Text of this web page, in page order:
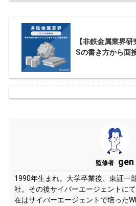
【非鉄金属業界
Sの書き方から面
監修者 gen
1990年生まれ。大学卒業後、東証一
社。その後サイバーエージェントに
在はサイバーエージェントで培った